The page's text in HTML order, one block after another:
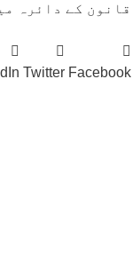
قانون کے دائرہ
Facebook
Twitter